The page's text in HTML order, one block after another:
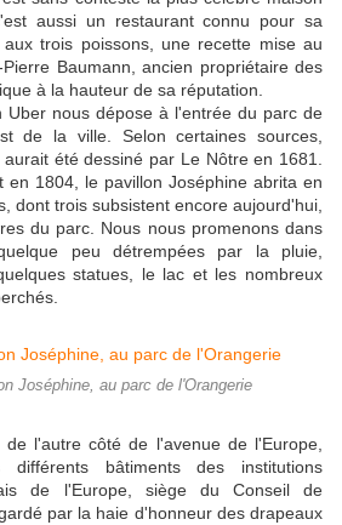
aussi un restaurant connu pour sa
aux trois poissons, une recette mise au
Baumann, ancien propriétaire des
à la hauteur de sa réputation.
Uber nous dépose à l'entrée du parc de
de la ville. Selon certaines sources,
été dessiné par Le Nôtre en 1681.
en 1804, le pavillon Joséphine abrita en
dont trois subsistent encore aujourd'hui,
du parc. Nous nous promenons dans
peu détrempées par la pluie,
statues, le lac et les nombreux
Joséphine, au parc de l'Orangerie
l'autre côté de l'avenue de l'Europe,
différents bâtiments des institutions
de l'Europe, siège du Conseil de
par la haie d'honneur des drapeaux